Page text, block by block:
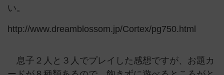
い。
http://www.dreamblossom.jp/Cortex/pg750.html
息子２人と３人でプレイした感想ですが、お題カ